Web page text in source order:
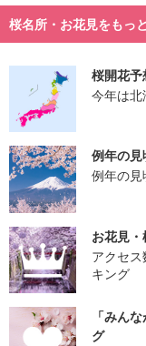
桜名所・お花見をもっ
桜開花予
今年は北
例年の見
例年の見
お花見
アクセ
キング
「みん
グ